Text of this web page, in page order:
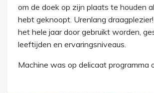
om de doek op zijn plaats te houden
hebt geknoopt. Urenlang
het hele jaar door gebruikt worden,
leeftijden en ervaringsniveaus.
Machine was op delicaat programma